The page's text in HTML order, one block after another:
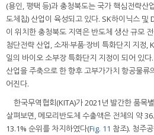
(용인, 평택 등)과 충청북도는 국가 핵심전략산
도체칩) 산업이 육성되고 있다. SK하이닉스 및
이 위치한 충청북도 지역은 반도체 생산 규모
첨단전략 산업, 소재·부품·장비 특화단지 지정
일의 바이오 소부장 특화단지 지정이 되어 있
산업을 주축으로 한 향후 고부가가치 항공물류
어진다.
한국무역협회(KITA)가 2021년 발간한 품목
살펴보면, 메모리반도체 수출액은 전체의 약
13.1% 순위를 차지하였다(Fig. 11 참조). 청주